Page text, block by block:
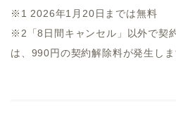
※1 2026年1月20日までは無料
※2「8日間キャンセル」以外で契
は、990円の契約解除料が発生しま